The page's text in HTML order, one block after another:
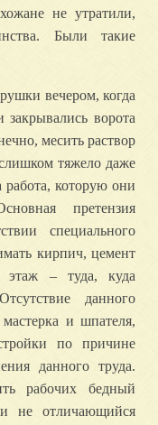
не утратили,
Были такие
вечером, когда
закрывались ворота
месить раствор
тяжело даже
работа, которую они
претензия
специального
кирпич, цемент
– туда, куда
данного
и шпателя,
по причине
данного труда.
рабочих бедный
не отличающийся